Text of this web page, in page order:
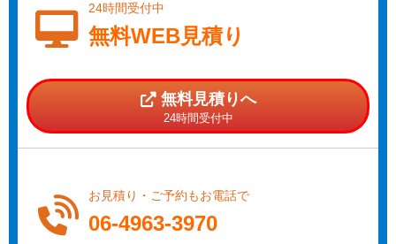
24時間受付中
無料WEB見積り
無料見積りへ
24時間受付中
お見積り・ご予約もお電話で
06-4963-3970